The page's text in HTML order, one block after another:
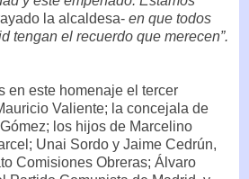
la alcaldesa- en que todos
tengan el recuerdo que merecen”.
en este homenaje el tercer
Valiente; la concejala de
los hijos de Marcelino
Unai Sordo y Jaime Cedrún,
Comisiones Obreras; Álvaro